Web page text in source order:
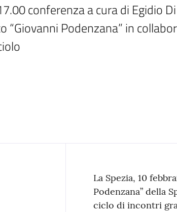
conferenza a cura di Egidio
“Giovanni Podenzana” in
Contenuto
La Spezia, 10
Podenzana” della
ciclo di incontri